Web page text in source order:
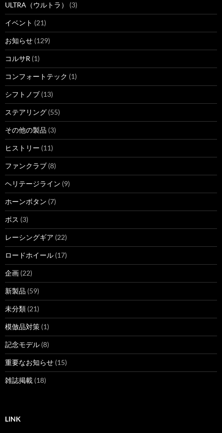
ULTRA（ウルトラ） (3)
イベント (21)
お知らせ (129)
コルサR (1)
コンフォートテック (1)
シフトノブ (13)
ステアリング (55)
その他の製品 (3)
ヒストリー (11)
ファンクラブ (8)
ヘリテージライン (9)
ホーンボタン (7)
ボス (3)
レーシングギア (22)
ロードホイール (17)
企画 (22)
新製品 (59)
未分類 (21)
模倣品対策 (1)
記念モデル (8)
重要なお知らせ (15)
雑誌掲載 (18)
LINK